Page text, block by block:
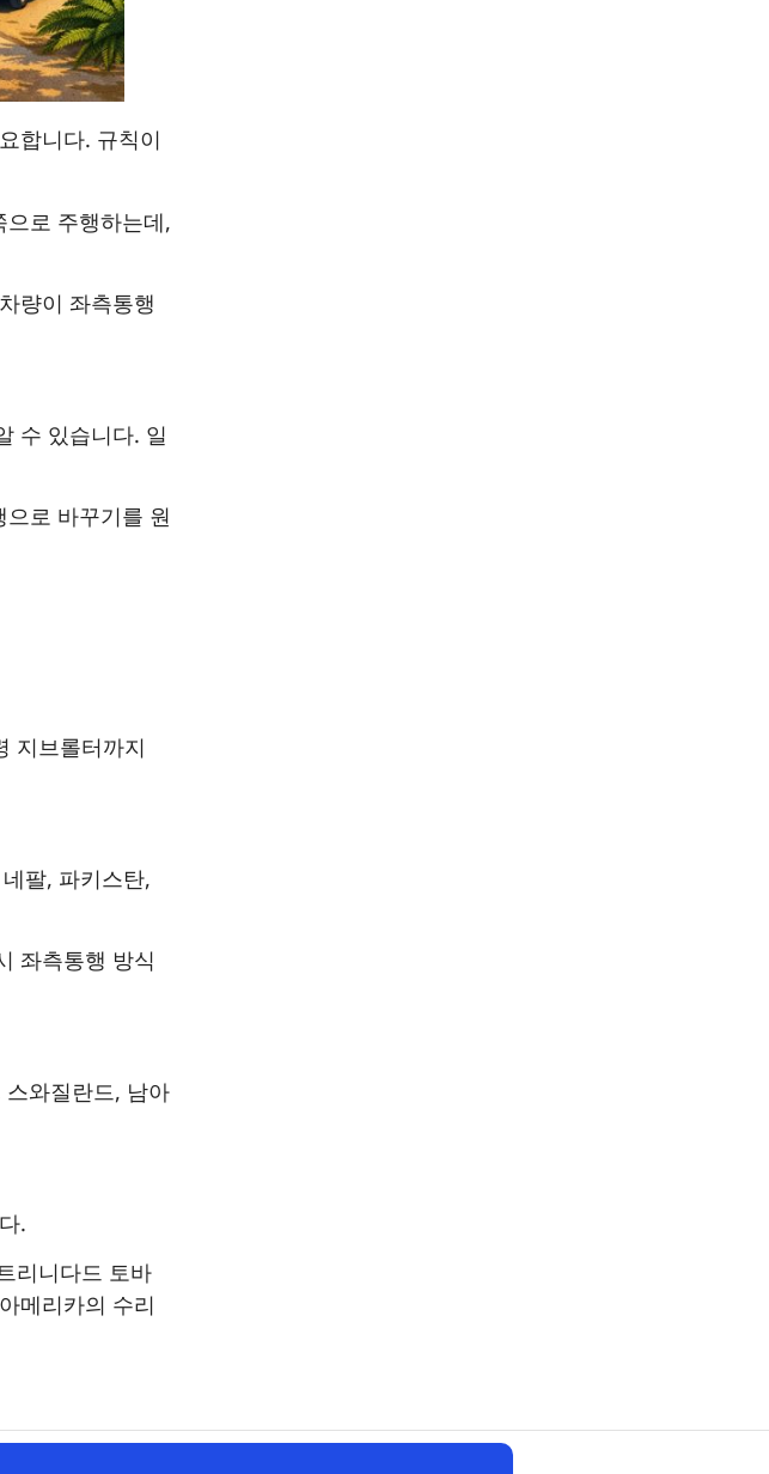
합니다. 규칙이
로 주행하는데,
량이 좌측통행
수 있습니다. 일
로 바꾸기를 원
지브롤터까지
팔, 파키스탄,
좌측통행 방식
와질란드, 남아
.
리니다드 토바
메리카의 수리